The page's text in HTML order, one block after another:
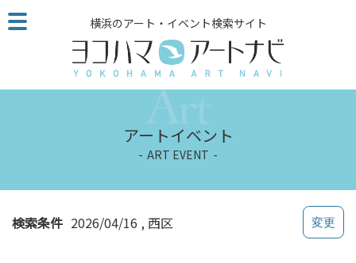
こ
の
ジ
む
横浜のアート・イベント検索サイト
アートイベント
ART EVENT
検索条件 2026/04/16 西区